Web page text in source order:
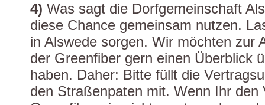
4) Was sagt die Dorfgemeinschaft
diese Chance gemeinsam nutzen.
in Alswede sorgen. Wir möchten zur
der Greenfiber gern einen Überblick
haben. Daher: Bitte füllt die
den Straßenpaten mit. Wenn Ihr den